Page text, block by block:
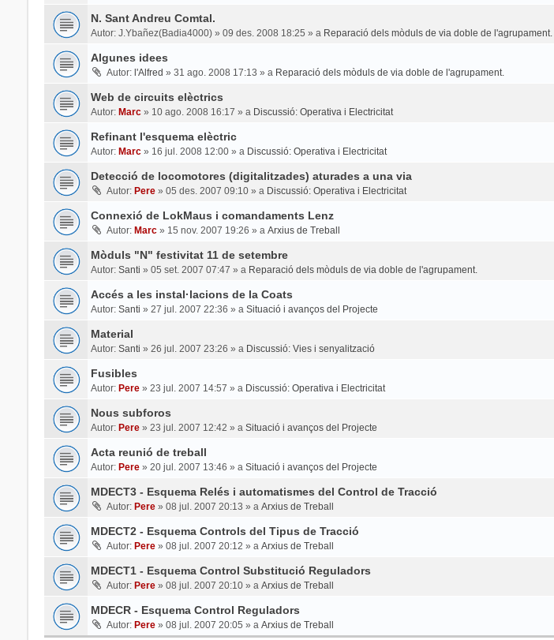
N. Sant Andreu Comtal.
Autor: J.Ybañez(Badia4000)» 09 des. 2008 18:25 » a Reparació dels mòduls de via doble de l'agrupament.
Algunes idees
Autor: l'Alfred » 31 ago. 2008 17:13 » a Reparació dels mòduls de via doble de l'agrupament.
Web de circuits elèctrics
Autor: Marc» 10 ago. 2008 16:17 » a Discussió: Operativa i Electricitat
Refinant l'esquema elèctric
Autor: Marc» 16 jul. 2008 12:00» a Discussió: Operativa i Electricitat
Detecció de locomotores (digitalitzades) aturades a una via
Autor: Pere» 05 des. 2007 09:10» a Discussió: Operativa i Electricitat
Connexió de LokMaus i comandaments Lenz
Autor: Marc» 15 nov. 2007 19:26 » a Arxius de Treball
Mòduls "N" festivitat 11 de setembre
Autor: Santi » 05 set. 2007 07:47 » a Reparació dels mòduls de via doble de l'agrupament.
Accés a les instal·lacions de la Coats
Autor: Santi » 27 jul. 2007 22:36 » a Situació i avanços del Projecte
Material
Autor: Santi » 26 jul. 2007 23:26 » a Discussió: Vies i senyalització
Fusibles
Autor: Pere» 23 jul. 2007 14:57 » a Discussió: Operativa i Electricitat
Nous subforos
Autor: Pere» 23 jul. 2007 12:42 » a Situació i avanços del Projecte
Acta reunió de treball
Autor: Pere» 20 jul. 2007 13:46 » a Situació i avanços del Projecte
MDECT3 - Esquema Relés i automatismes del Control de Tracció
Autor: Pere» 08 jul. 2007 20:13 » a Arxius de Treball
MDECT2 - Esquema Controls del Tipus de Tracció
Autor: Pere» 08 jul. 2007 20:12 » a Arxius de Treball
MDECT1 - Esquema Control Substitució Reguladors
Autor: Pere» 08 jul. 2007 20:10» a Arxius de Treball
MDECR - Esquema Control Reguladors
Autor: Pere» 08 jul. 2007 20:05 » a Arxius de Treball